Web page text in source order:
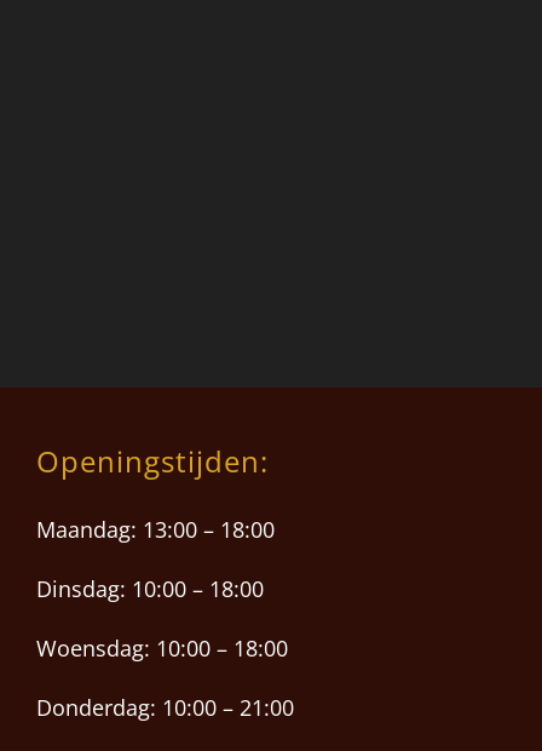
Openingstijden:
Maandag: 13:00 – 18:00
Dinsdag: 10:00 – 18:00
Woensdag: 10:00 – 18:00
Donderdag: 10:00 – 21:00